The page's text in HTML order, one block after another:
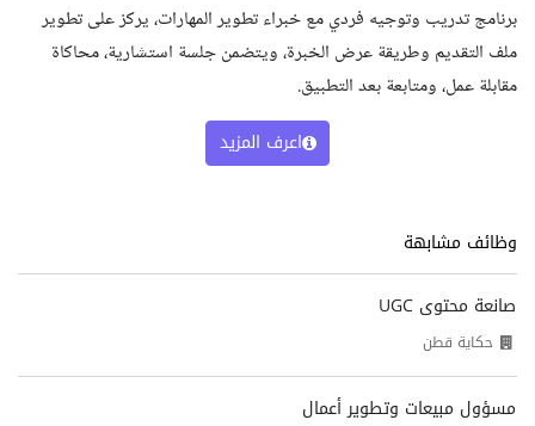
برنامج تدريب وتوجيه فردي مع خبراء تطوير المهارات، يركز على تطوير
ملف التقديم وطريقة عرض الخبرة، ويتضمن جلسة استشارية، محاكاة
مقابلة عمل، ومتابعة بعد التطبيق.
اعرف المزيد
وظائف مشابهة
صانعة محتوى UGC
حكاية قطن
مسؤول مبيعات وتطوير أعمال